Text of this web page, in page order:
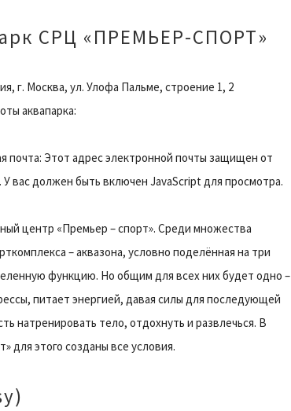
СРЦ «ПРЕМЬЕР-СПОРТ»
г. Москва, ул. Улофа Пальме, строение 1, 2
аквапарка:
почта: Этот адрес электронной почты защищен от
У вас должен быть включен JavaScript для просмотра.
центр «Премьер – спорт». Среди множества
– аквазона, условно поделённая на три
функцию. Но общим для всех них будет одно –
питает энергией, давая силы для последующей
натренировать тело, отдохнуть и развлечься. В
для этого созданы все условия.